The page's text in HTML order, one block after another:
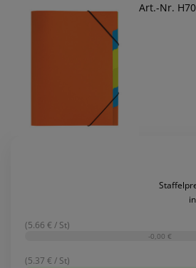
Art.-Nr.
(5.66 € / St)
-0,00 €
(5.37 € / St)